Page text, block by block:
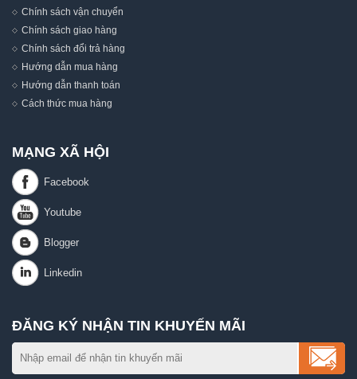
Chính sách vận chuyển
Chính sách giao hàng
Chính sách đổi trả hàng
Hướng dẫn mua hàng
Hướng dẫn thanh toán
Cách thức mua hàng
MẠNG XÃ HỘI
ĐĂNG KÝ NHẬN TIN KHUYẾN MÃI